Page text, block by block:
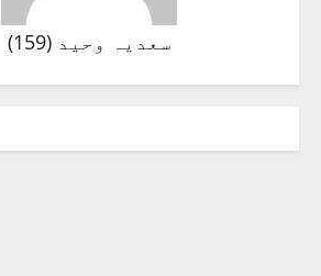
سعدیہ وحید(
159
)